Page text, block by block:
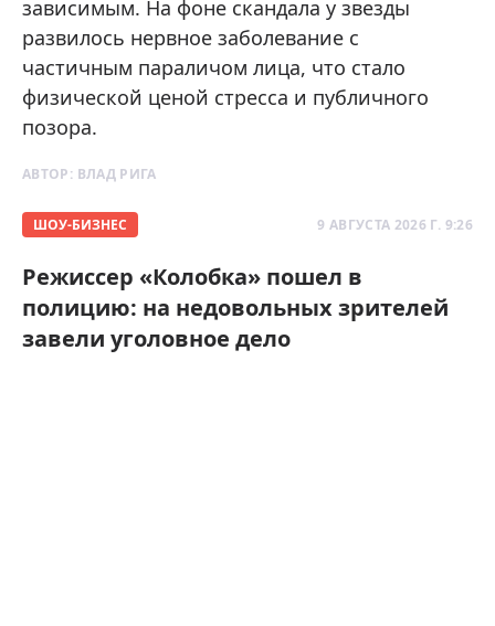
зависимым. На фоне скандала у звезды
развилось нервное заболевание с
частичным параличом лица, что стало
физической ценой стресса и публичного
позора.
АВТОР: ВЛАД РИГА
ШОУ-БИЗНЕС 9 АВГУСТА 2026 Г. 9:26
Режиссер «Колобка» пошел в
полицию: на недовольных зрителей
завели уголовное дело